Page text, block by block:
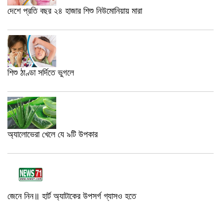
দেশে প্রতি বছর ২৪ হাজার শিশু নিউমোনিয়ায় মারা
শিশু ঠাণ্ডা সর্দিতে ভুগলে
অ্যালোভেরা খেলে যে ৯টি উপকার
জেনে নিন॥ হার্ট অ্যাটাকের উপসর্গ গ্যাসও হতে